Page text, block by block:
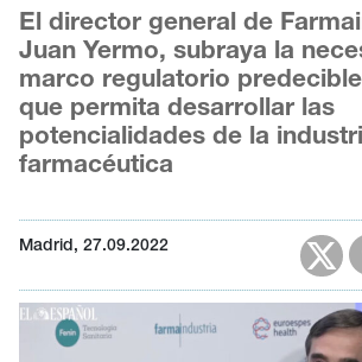
El director general de
Juan Yermo, subraya la
marco regulatorio
que permita desarrollar las
potencialidades de la
farmacéutica
Madrid, 27.09.2022